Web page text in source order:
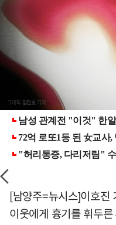
[남양주=뉴시스]이호진
이웃에게 흉기를 휘두